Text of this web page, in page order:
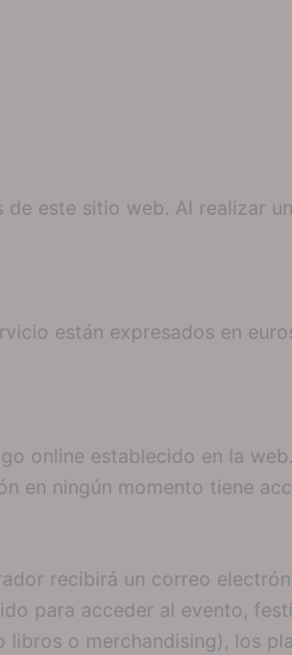
este sitio web. Al realizar
están expresados en
online establecido en la
en ningún momento tiene
recibirá un correo
para acceder al evento,
o merchandising), los